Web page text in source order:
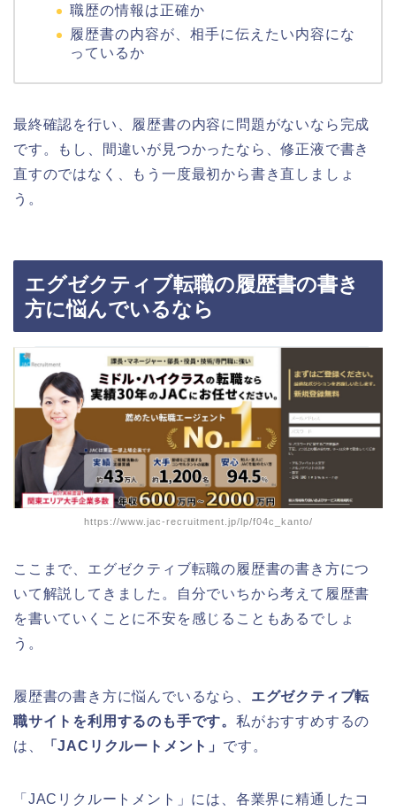
職歴の情報は正確か
履歴書の内容が、相手に伝えたい内容にな
っているか
最終確認を行い、履歴書の内容に問題がないなら完成
です。もし、間違いが見つかったなら、修正液で書き
直すのではなく、もう一度最初から書き直しましょ
う。
エグゼクティブ転職の履歴書の書き
方に悩んでいるなら
https://www.jac-recruitment.jp/lp/f04c_kanto/
ここまで、エグゼクティブ転職の履歴書の書き方につ
いて解説してきました。自分でいちから考えて履歴書
を書いていくことに不安を感じることもあるでしょ
う。
履歴書の書き方に悩んでいるなら、 エグゼクティブ転
職サイトを利用するのも手です。 私がおすすめするの
は、
「JACリクルートメント」 です。
「JACリクルートメント」には、各業界に精通したコ